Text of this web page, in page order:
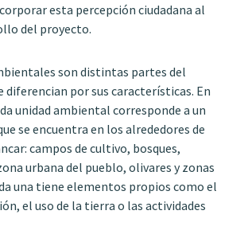
esta percepción ciudadana al
del proyecto.
son distintas partes del
por sus características. En
unidad ambiental corresponde a un
se encuentra en los alrededores de
campos de cultivo, bosques,
urbana del pueblo, olivares y zonas
una tiene elementos propios como el
el uso de la tierra o las actividades